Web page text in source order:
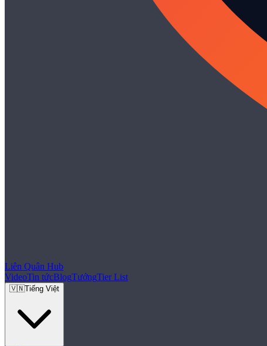
Liên Quân Hub
VideoTin tứcBlogTướngTier List
🇻🇳Tiếng Việt